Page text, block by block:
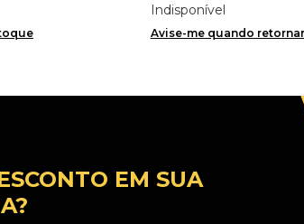
Indisponível
Avise-me quando
EM SUA